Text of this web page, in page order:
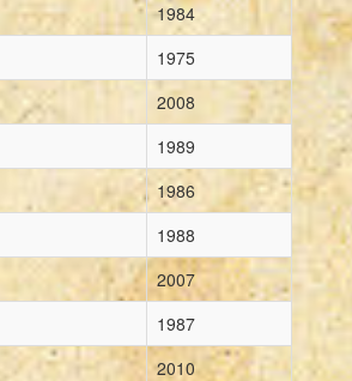
1984
1975
2008
1989
1986
1988
2007
1987
2010